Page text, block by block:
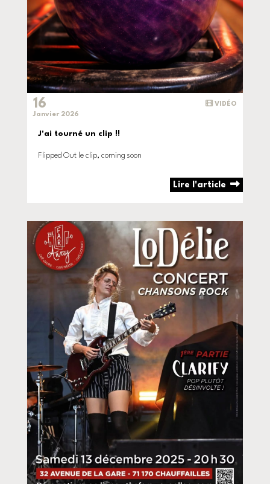
VIDÉO
16
Janvier 2026
J'ai tourné un clip !!
Flipped Out le clip, coming soon
Lire l'article